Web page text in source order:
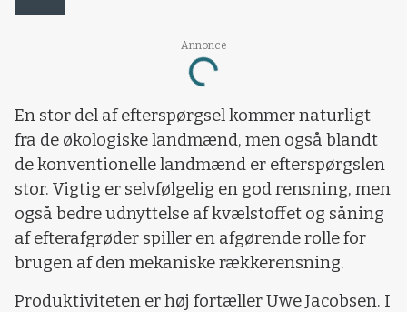
Annonce
Loading...
En stor del af efterspørgsel kommer naturligt
fra de økologiske landmænd, men også blandt
de konventionelle landmænd er efterspørgslen
stor. Vigtig er selvfølgelig en god rensning, men
også bedre udnyttelse af kvælstoffet og såning
af efterafgrøder spiller en afgørende rolle for
brugen af den mekaniske rækkerensning.
Produktiviteten er høj fortæller Uwe Jacobsen. I